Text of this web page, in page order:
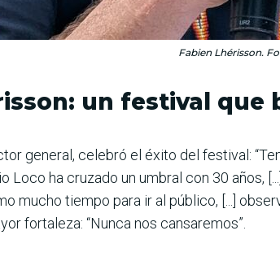
Fabien Lhérisson.
un festival
general, celebró el éxito del festival:
Loco ha cruzado un umbral con 30 años,
mucho tiempo para ir al público, [...]
fortaleza: “Nunca nos cansaremos”.